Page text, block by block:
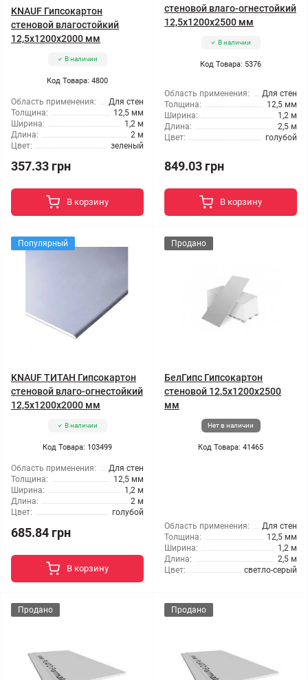
KNAUF Гипсокартон
стеновой влагостойкий
12,5x1200x2000 мм
В наличии
Код Товара: 4800
Область применения:
Для стен
Толщина:
12,5 мм
Ширина:
1,2 м
Длина:
2 м
Цвет:
зеленый
357.33 грн
В корзину
стеновой влаго-огнестойкий
12,5x1200x2500 мм
В наличии
Код Товара: 5376
Область применения:
Для стен
Толщина:
12,5 мм
Ширина:
1,2 м
Длина:
2,5 м
Цвет:
голубой
849.03 грн
В корзину
Популярный
KNAUF ТИТАН Гипсокартон
стеновой влаго-огнестойкий
12,5x1200x2000 мм
В наличии
Код Товара: 103499
Область применения:
Для стен
Толщина:
12,5 мм
Ширина:
1,2 м
Длина:
2 м
Цвет:
голубой
685.84 грн
В корзину
Продано
БелГипс Гипсокартон
стеновой 12,5x1200x2500
мм
Нет в наличии
Код Товара: 41465
Область применения:
Для стен
Толщина:
12,5 мм
Ширина:
1,2 м
Длина:
2,5 м
Цвет:
светло-серый
Продано Продано